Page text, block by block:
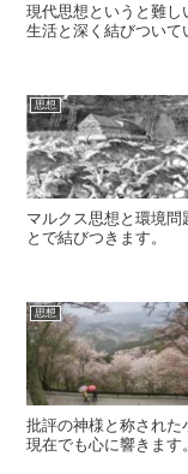
現代思想というと難
生活と深く結びついて
思想
マルクス思想と環境問
とで結びつきます。
思想
批評の神様と称された
現在でも心に響きます。